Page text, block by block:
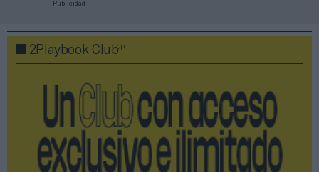
Publicidad
2Playbook Club2P